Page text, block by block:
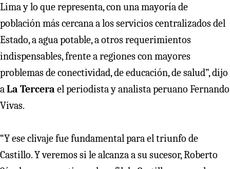
Lima y lo que representa, con una mayoría de
población más cercana a los servicios centralizados del
Estado, a agua potable, a otros requerimientos
indispensables, frente a regiones con mayores
problemas de conectividad, de educación, de salud”, dijo
aLa Tercera el periodista y analista peruano Fernando
Vivas.
“Y ese clivaje fue fundamental para el triunfo de
Castillo. Y veremos si le alcanza a su sucesor, Roberto